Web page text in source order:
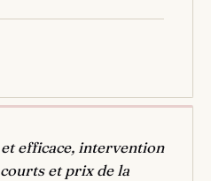
efficace, intervention
et prix de la